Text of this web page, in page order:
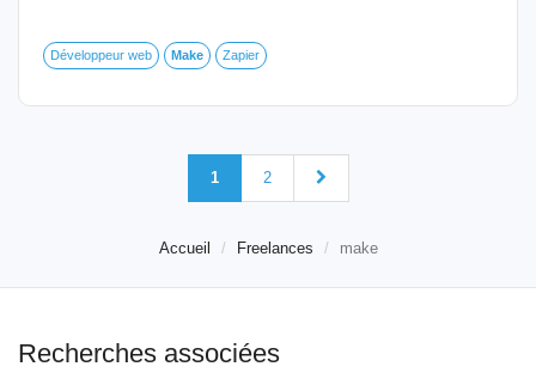
Développeur web Make Zapier
1 2
Accueil Freelances make
Recherches associées